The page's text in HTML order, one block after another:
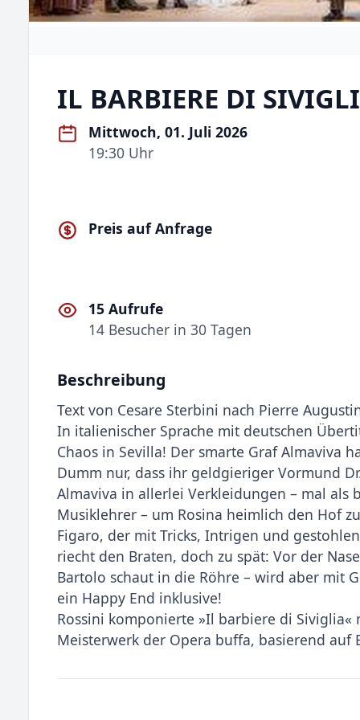
IL BARBIERE DI
Mittwoch, 01. Juli 2026
19:30 Uhr
Preis auf Anfrage
15 Aufrufe
14 Besucher in 30 Tagen
Beschreibung
Text von Cesare Sterbini nach Pierre
In italienischer Sprache mit deutschen
Chaos in Sevilla! Der smarte Graf Almaviva
Dumm nur, dass ihr geldgieriger Vormund
Almaviva in allerlei Verkleidungen – mal als
Musiklehrer – um Rosina heimlich den Hof
Figaro, der mit Tricks, Intrigen und
riecht den Braten, doch zu spät: Vor der
Bartolo schaut in die Röhre – wird aber mit
ein Happy End inklusive!
Rossini komponierte »Il barbiere di
Meisterwerk der Opera buffa, basierend auf